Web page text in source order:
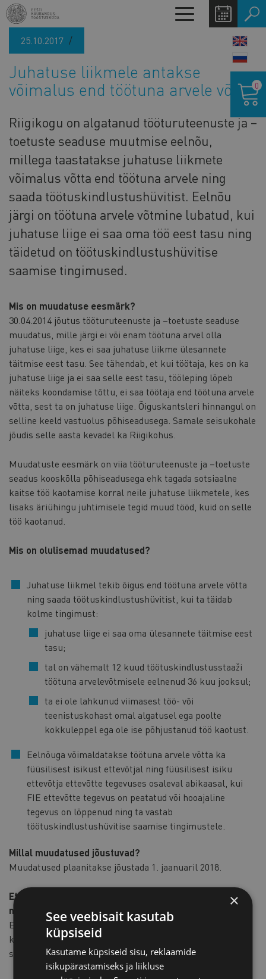
Liigu
edasi
põhisisu
Toggle
navigation
25.10.2017
Juhatuse liikmele antakse
võimalus end töötuna arvele võtta
Riigikogu on algatanud tööturuteenuste ja –
toetuste seaduse muutmise eelnõu,
millega taastatakse juhatuse liikmete
võimalus võtta end töötuna arvele ning
saada töötuskindlustushüvitist. Eelnõu
järgi on töötuna arvele võtmine lubatud, kui
juhatuse liige ei saa oma töö eest tasu ning
täidetud on töötuskindlustushüvitise
saamise tingimused.
Mis on muudatuse eesmärk?
30.04.2014 jõutus tööturuteenuste ja –toetuste seaduse
muudatus, mille järgi ei või enam töötuna arvel olla
juhatuse liige, kes ei saa juhatuse liikme ülesannete
täitmise eest tasu. See tähendab, et kui töötaja, kes on ka
juhatuse liige ja ei saa selle eest tasu, tööleping lõpeb
näiteks koondamise tõttu, ei saa töötaja end töötuna arvele
võtta, sest ta on juhatuse liige. Õiguskantsleri hinnangul on
selline keeld vastuolus põhiseadusega. Samale seisukohale
jõudis selle aasta kevadel ka Riigikohus.
Muudatuste eesmärk on viia tööturuteenuste ja –toetuste
seadus kooskõlla põhiseadusega ehk tagada sotsiaalne
kaitse töö kaotamise korral neile juhatuse liikmetele, kes
lisaks äriühingu juhtimisele tegid muud tööd, kuid on selle
töö kaotanud.
Mis on olulisemad muudatused?
Juhatuse liikmel tekib õigus end töötuna arvele võtta
ning saada töötuskindlustushüvitist, kui ta täidab
kolme tingimust:
juhatuse liige ei saa oma ülesannete täitmise eest
tasu;
tal on vähemalt 12 kuud töötuskindlustusstaaži
töötuna arvelevõtmisele eelnenud 36 kuu jooksul;
ta ei ole lahkunud viimasest töö- või
teenistuskohast omal algatusel ega poolte
kokkuleppel ega ole ise põhjustanud töö kaotust.
Eelnõuga võimaldatakse töötuna arvele võtta ka
füüsilisest isikust ettevõtjal ning füüsilisest isiku
ettevõtja ettevõtte tegevuses osaleval abikaasal, kui
FIE ettevõtte tegevus on peatatud või hooajaline
tegevus on lõppenud ning ta vastab
töötuskindlustushüvitise saamise tingimustele.
Millal muudatused jõustuvad?
Muudatused plaanitakse jõustada 1. jaanuaril 2018.
Ettevõtjate arvamused on oodatud hiljemalt 2.
novembriks e-posti aadressile
marko[at]koda.ee
Ettevõtjatelt laekunud tagasiside põhjal koostame
kaubanduskoja seisukoha, mille edastame Riigikogu
sotsiaalkomisjonile.
0
×
See veebisait kasutab
küpsiseid
Kasutame küpsiseid sisu, reklaamide
isikupärastamiseks ja liikluse